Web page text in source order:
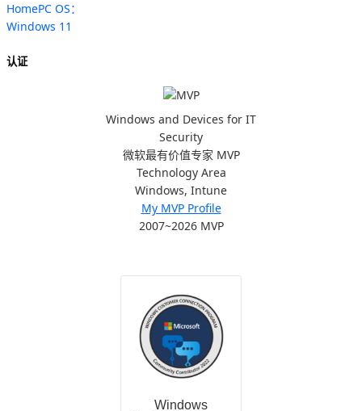
HomePC OS：
Windows 11
认证
Windows and Devices for IT
Security
微软最有价值专家 MVP
Technology Area
Windows, Intune
My MVP Profile
2007~2026 MVP